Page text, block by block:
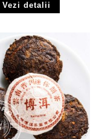
Vezi detalii